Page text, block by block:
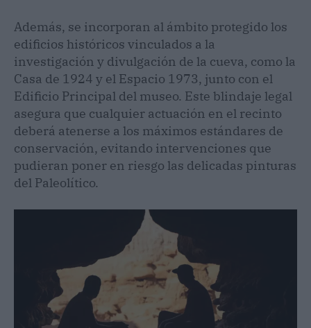
Además, se incorporan al ámbito protegido los
edificios históricos vinculados a la
investigación y divulgación de la cueva, como la
Casa de 1924 y el Espacio 1973, junto con el
Edificio Principal del museo. Este blindaje legal
asegura que cualquier actuación en el recinto
deberá atenerse a los máximos estándares de
conservación, evitando intervenciones que
pudieran poner en riesgo las delicadas pinturas
del Paleolítico.